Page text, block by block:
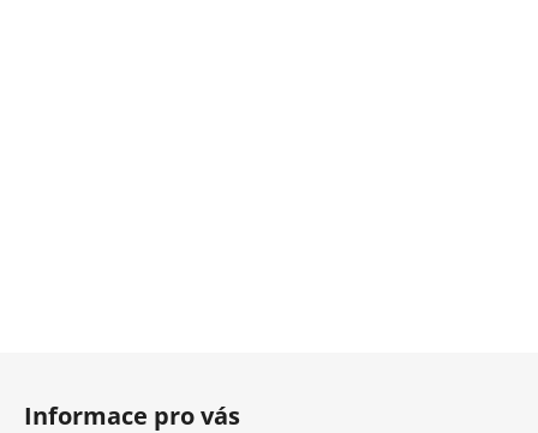
Informace pro vás